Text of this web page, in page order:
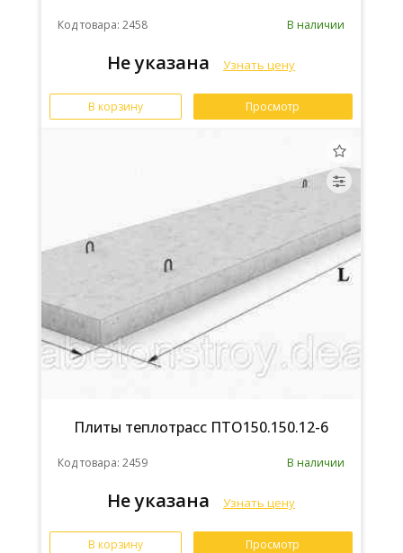
Код товара: 2458 В наличии
Не указана Узнать цену
В корзину Просмотр
Плиты теплотрасс ПТО150.150.12-6
Код товара: 2459 В наличии
Не указана Узнать цену
В корзину Просмотр